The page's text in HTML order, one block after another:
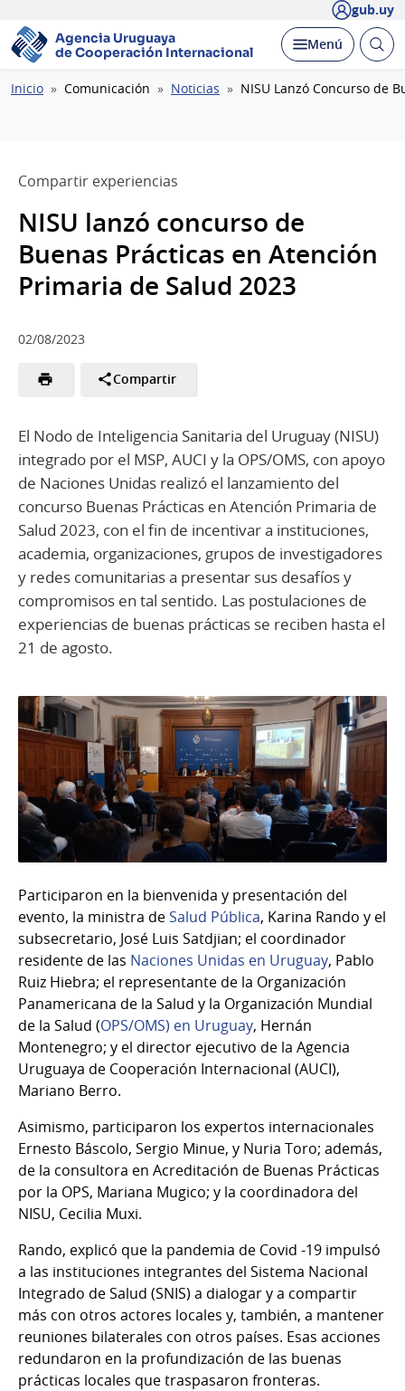
gub.uy
Agencia Uruguaya
de Cooperación Internacional
Desplegar
Menú Abrir
Ruta
Inicio Comunicación Noticias NISU Lanzó Concurso de
Compartir experiencias
NISU lanzó concurso de
Buenas Prácticas en Atención
Primaria de Salud 2023
02/08/2023
Compartir
El Nodo de Inteligencia Sanitaria del Uruguay (NISU)
integrado por el MSP, AUCI y la OPS/OMS, con apoyo
de Naciones Unidas realizó el lanzamiento del
concurso Buenas Prácticas en Atención Primaria de
Salud 2023, con el fin de incentivar a instituciones,
academia, organizaciones, grupos de investigadores
y redes comunitarias a presentar sus desafíos y
compromisos en tal sentido. Las postulaciones de
experiencias de buenas prácticas se reciben hasta el
21 de agosto.
Participaron en la bienvenida y presentación del
evento, la ministra deSalud Pública, Karina Rando y el
subsecretario, José Luis Satdjian; el coordinador
residente de las Naciones Unidas en Uruguay, Pablo
Ruiz Hiebra; el representante de la Organización
Panamericana de la Salud y la Organización Mundial
de la Salud (OPS/OMS) en Uruguay, Hernán
Montenegro; y el director ejecutivo de la Agencia
Uruguaya de Cooperación Internacional (AUCI),
Mariano Berro.
Asimismo, participaron los expertos internacionales
Ernesto Báscolo, Sergio Minue, y Nuria Toro; además,
de la consultora en Acreditación de Buenas Prácticas
por la OPS, Mariana Mugico; y la coordinadora del
NISU, Cecilia Muxi.
Rando, explicó que la pandemia de Covid -19 impulsó
a las instituciones integrantes del Sistema Nacional
Integrado de Salud (SNIS) a dialogar y a compartir
más con otros actores locales y, también, a mantener
reuniones bilaterales con otros países. Esas acciones
redundaron en la profundización de las buenas
prácticas locales que traspasaron fronteras.